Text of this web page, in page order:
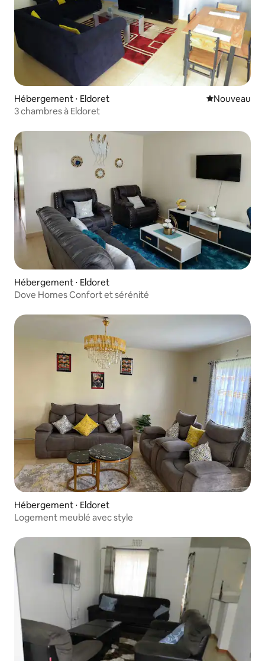
Hébergement ⋅ Eldoret Nouvel
Nouveau
3 chambres à Eldoret
Hébergement ⋅ Eldoret
Dove Homes Confort et sérénité
Hébergement ⋅ Eldoret
Logement meublé avec style